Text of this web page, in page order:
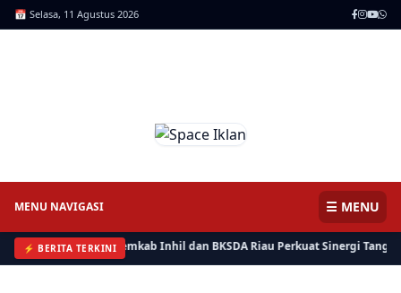
📅 Selasa, 11 Agustus 2026
MENU NAVIGASI ☰ MENU
⚡ BERITA TERKINI
Bisa, Polres, Pemkab Inhil dan BKSDA Riau Perkuat Sinergi Tangani
Bersama Bisa, Polres, Pemkab Inhil dan BKSDA Riau Perkuat
⚡ BERITA